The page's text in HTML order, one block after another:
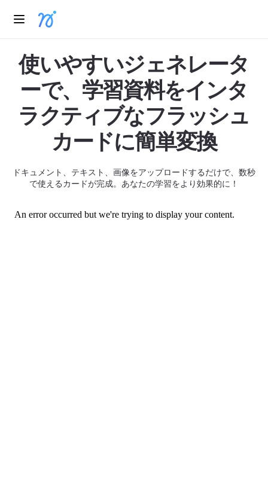
使いやすいジェネレータ
ーで、学習資料をインタ
ラクティブなフラッシュ
カードに簡単変換
ドキュメント、テキスト、画像をアップロードするだけで、数秒
で使えるカードが完成。あなたの学習をより効果的に！